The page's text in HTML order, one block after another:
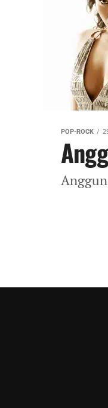
POP-ROCK